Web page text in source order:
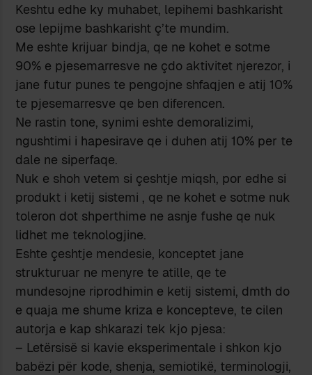
Keshtu edhe ky muhabet, lepihemi bashkarisht
ose lepijme bashkarisht ç’te mundim.
Me eshte krijuar bindja, qe ne kohet e sotme
90% e pjesemarresve ne çdo aktivitet njerezor, i
jane futur punes te pengojne shfaqjen e atij 10%
te pjesemarresve qe ben diferencen.
Ne rastin tone, synimi eshte demoralizimi,
ngushtimi i hapesirave qe i duhen atij 10% per te
dale ne siperfaqe.
Nuk e shoh vetem si çeshtje miqsh, por edhe si
produkt i ketij sistemi , qe ne kohet e sotme nuk
toleron dot shperthime ne asnje fushe qe nuk
lidhet me teknologjine.
Eshte çeshtje mendesie, konceptet jane
strukturuar ne menyre te atille, qe te
mundesojne riprodhimin e ketij sistemi, dmth do
e quaja me shume kriza e koncepteve, te cilen
autorja e kap shkarazi tek kjo pjesa:
– Letërsisë si kavie eksperimentale i shkon kjo
babëzi për kode, shenja, semiotikë, terminologji,